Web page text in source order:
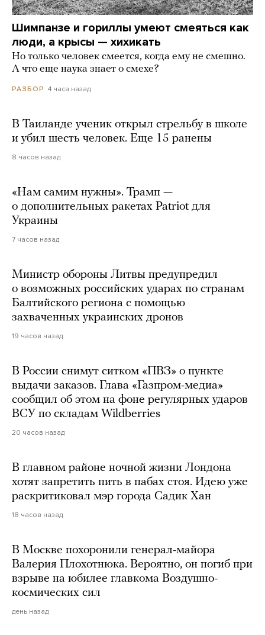
Шимпанзе и гориллы умеют смеяться как
люди, а крысы — хихикать
Но только человек смеется, когда ему не смешно.
А что еще наука знает о смехе?
РАЗБОР 4 часа назад
В Таиланде ученик открыл стрельбу в школе
и убил шесть человек. Еще 15 ранены
8 часов назад
«Нам самим нужны». Трамп —
о дополнительных ракетах Patriot для
Украины
7 часов назад
Министр обороны Литвы предупредил
о возможных российских ударах по странам
Балтийского региона с помощью
захваченных украинских дронов
19 часов назад
В России снимут ситком «ПВЗ» о пункте
выдачи заказов. Глава «Газпром-медиа»
сообщил об этом на фоне регулярных ударов
ВСУ по складам Wildberries
20 часов назад
В главном районе ночной жизни Лондона
хотят запретить пить в пабах стоя. Идею уже
раскритиковал мэр города Садик Хан
18 часов назад
В Москве похоронили генерал-майора
Валерия Плохотнюка. Вероятно, он погиб при
взрыве на юбилее главкома Воздушно-
космических сил
день назад